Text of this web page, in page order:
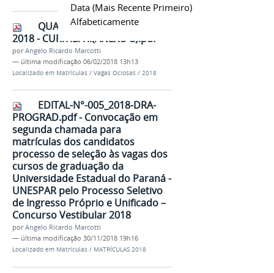
Data (mais Recente Primeiro)
Alfabeticamente
QUADRO DE VAGAS OCIOSAS
2018 - CURITIBA II(ANEXO d).pdf
porAngelo Ricardo Marcotti
— última modificação 06/02/2018 13h13
Localizado em Matrículas / Vagas Ociosas / 2018
EDITAL-N°-005_2018-DRA-
PROGRAD.pdf - Convocação em
segunda chamada para
matrículas dos candidatos
processo de seleção às vagas dos
cursos de graduação da
Universidade Estadual do Paraná -
UNESPAR pelo Processo Seletivo
de Ingresso Próprio e Unificado –
Concurso Vestibular 2018
porAngelo Ricardo Marcotti
— última modificação 30/11/2018 19h16
Localizado em Matrículas / MATRÍCULAS 2018